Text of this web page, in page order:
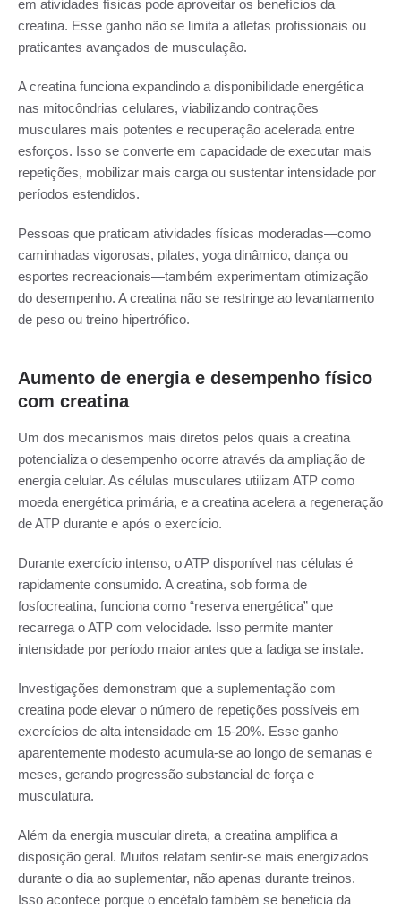
em atividades físicas pode aproveitar os benefícios da
creatina. Esse ganho não se limita a atletas profissionais ou
praticantes avançados de musculação.
A creatina funciona expandindo a disponibilidade energética
nas mitocôndrias celulares, viabilizando contrações
musculares mais potentes e recuperação acelerada entre
esforços. Isso se converte em capacidade de executar mais
repetições, mobilizar mais carga ou sustentar intensidade por
períodos estendidos.
Pessoas que praticam atividades físicas moderadas—como
caminhadas vigorosas, pilates, yoga dinâmico, dança ou
esportes recreacionais—também experimentam otimização
do desempenho. A creatina não se restringe ao levantamento
de peso ou treino hipertrófico.
Aumento de energia e desempenho físico
com creatina
Um dos mecanismos mais diretos pelos quais a creatina
potencializa o desempenho ocorre através da ampliação de
energia celular. As células musculares utilizam ATP como
moeda energética primária, e a creatina acelera a regeneração
de ATP durante e após o exercício.
Durante exercício intenso, o ATP disponível nas células é
rapidamente consumido. A creatina, sob forma de
fosfocreatina, funciona como “reserva energética” que
recarrega o ATP com velocidade. Isso permite manter
intensidade por período maior antes que a fadiga se instale.
Investigações demonstram que a suplementação com
creatina pode elevar o número de repetições possíveis em
exercícios de alta intensidade em 15-20%. Esse ganho
aparentemente modesto acumula-se ao longo de semanas e
meses, gerando progressão substancial de força e
musculatura.
Além da energia muscular direta, a creatina amplifica a
disposição geral. Muitos relatam sentir-se mais energizados
durante o dia ao suplementar, não apenas durante treinos.
Isso acontece porque o encéfalo também se beneficia da